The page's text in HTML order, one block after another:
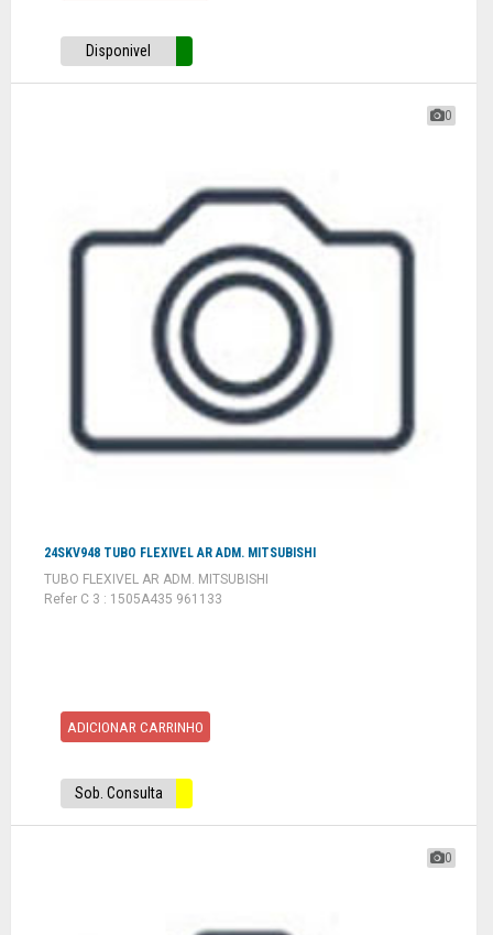
Disponivel
0
24SKV948 TUBO FLEXIVEL AR ADM. MITSUBISHI
TUBO FLEXIVEL AR ADM. MITSUBISHI
Refer C 3 : 1505A435 961133
ADICIONAR CARRINHO
Sob. Consulta
0